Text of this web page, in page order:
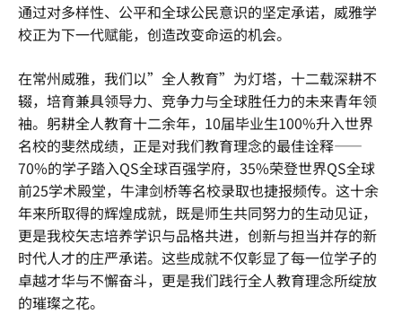
通过对多样性、公平和全球公民意识的坚定承诺，威雅学
校正为下一代赋能，创造改变命运的机会。
在常州威雅，我们以”全人教育”为灯塔，十二载深耕不
辍，培育兼具领导力、竞争力与全球胜任力的未来青年领
袖。躬耕全人教育十二余年，10届毕业生100%升入世界
名校的斐然成绩，正是对我们教育理念的最佳诠释——
70%的学子踏入QS全球百强学府，35%荣登世界QS全球
前25学术殿堂，牛津剑桥等名校录取也捷报频传。这十余
年来所取得的辉煌成就，既是师生共同努力的生动见证，
更是我校矢志培养学识与品格共进，创新与担当并存的新
时代人才的庄严承诺。这些成就不仅彰显了每一位学子的
卓越才华与不懈奋斗，更是我们践行全人教育理念所绽放
的璀璨之花。